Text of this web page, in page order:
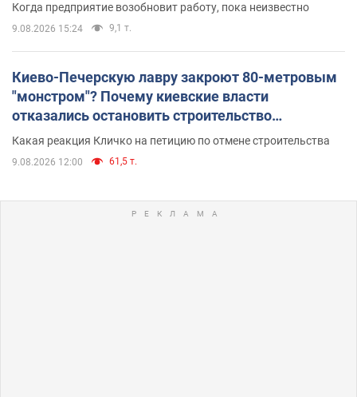
Когда предприятие возобновит работу, пока неизвестно
9.08.2026 15:24 9,1 т.
Киево-Печерскую лавру закроют 80-метровым
"монстром"? Почему киевские власти
отказались остановить строительство
небоскреба "московского верующего"
Какая реакция Кличко на петицию по отмене строительства
9.08.2026 12:00 61,5 т.